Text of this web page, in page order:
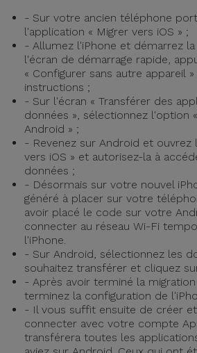
- Sur votre ancien téléphone
l'application « Migrer vers iOS » ;
- Allumez l'iPhone et démarrez
l'écran de démarrage rapide,
« Configurer sans autre appareil
instructions ;
- Sur l'écran « Transférer des
données », sélectionnez l'option
Android » ;
- Revenez sur Android et ouvrez
vers iOS » et autorisez-la à
données ;
- Désormais sur votre nouvel
généré à placer sur votre
avoir placé le code sur votre
connecter au réseau Wi-Fi
l'iPhone.
- Sur Android, sélectionnez les
souhaitez transférer et cliquez
- Après avoir terminé la
terminez la configuration de
- Il vous suffit ensuite de créer
connecter avec votre compte
transférera toutes les